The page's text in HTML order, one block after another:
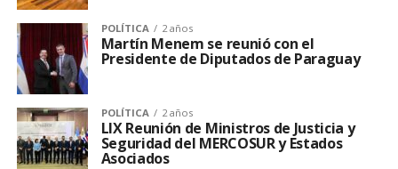
POLÍTICA 2 años
Martín Menem se reunió con el
Presidente de Diputados de Paraguay
POLÍTICA 2 años
LIX Reunión de Ministros de Justicia y
Seguridad del MERCOSUR y Estados
Asociados